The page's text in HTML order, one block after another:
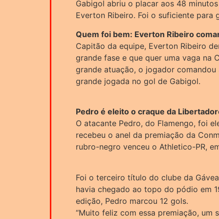
Gabigol abriu o placar aos 48
Everton Ribeiro. Foi o suficiente para
Quem foi bem: Everton Ribeiro
Capitão da equipe, Everton Ribeiro
grande fase e que quer uma vaga na
grande atuação, o jogador
grande jogada no gol de Gabigol.
Pedro é eleito o craque da
O atacante Pedro, do Flamengo, foi
recebeu o anel da premiação da
rubro-negro venceu o Athletico-PR,
Foi o terceiro título do clube da
havia chegado ao topo do pódio em
edição, Pedro marcou 12 gols.
“Muito feliz com essa premiação, um